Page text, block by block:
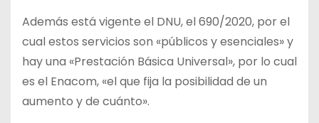
Además está vigente el DNU, el 690/2020, por el
cual estos servicios son «públicos y esenciales» y
hay una «Prestación Básica Universal», por lo cual
es el Enacom, «el que fija la posibilidad de un
aumento y de cuánto».